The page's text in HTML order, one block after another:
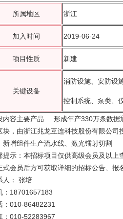
所属地区 浙江
加入时间 2019-06-24
项目性质 新建
关键设备
消防设施、安防设
控制系统、泵类、
内容主要产品 形成年产330万条数据
块，由浙江兆龙互连科技股份有限公
新增组件生产流水线、激光镭射切割
提示：本招标项目仅供高级会员及以
式会员后方可获取详细的招标公告、报
人： 张培
：18701657183
：010-86482231
：010-52283967